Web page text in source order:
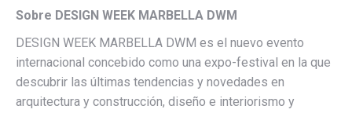
Sobre DESIGN WEEK MARBELLA DWM
DESIGN WEEK MARBELLA DWM es el nuevo evento
internacional concebido como una expo-festival en la que
descubrir las últimas tendencias y novedades en
arquitectura y construcción, diseño e interiorismo y